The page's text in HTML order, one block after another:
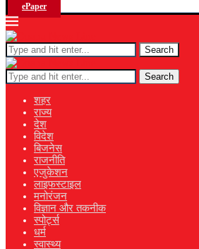
ePaper
Search
Search
शहर
राज्य
देश
विदेश
बिजनेस
राजनीति
एजुकेशन
लाइफस्टाइल
मनोरंजन
विज्ञान और तकनीक
स्पोर्ट्स
धर्म
स्वास्थ्य